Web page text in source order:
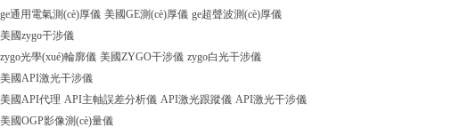
ge通用電氣測(cè)厚儀 美國GE測(cè)厚儀 ge超聲波測(cè)厚儀
美國zygo干涉儀
zygo光學(xué)輪廓儀 美國ZYGO干涉儀 zygo白光干涉儀
美國API激光干涉儀
美國API代理 API主軸誤差分析儀 API激光跟蹤儀 API激光干涉儀
美國OGP影像測(cè)量儀